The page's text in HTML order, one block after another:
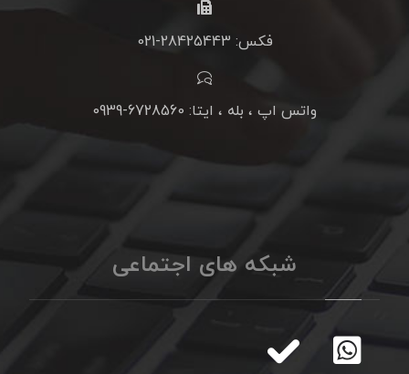
فکس: 28425443-021
واتس اپ ، بله ، ایتا: 6728560-0939
شبکه های اجتماعی